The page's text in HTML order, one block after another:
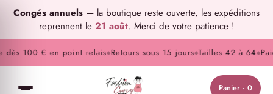
Congés annuels — la boutique reste ouverte, les expéditions
reprennent le 21 août. Merci de votre patience !
100 € en point relais◆Retours sous 15 jours◆Tailles 42 à 64◆
Panier · 0